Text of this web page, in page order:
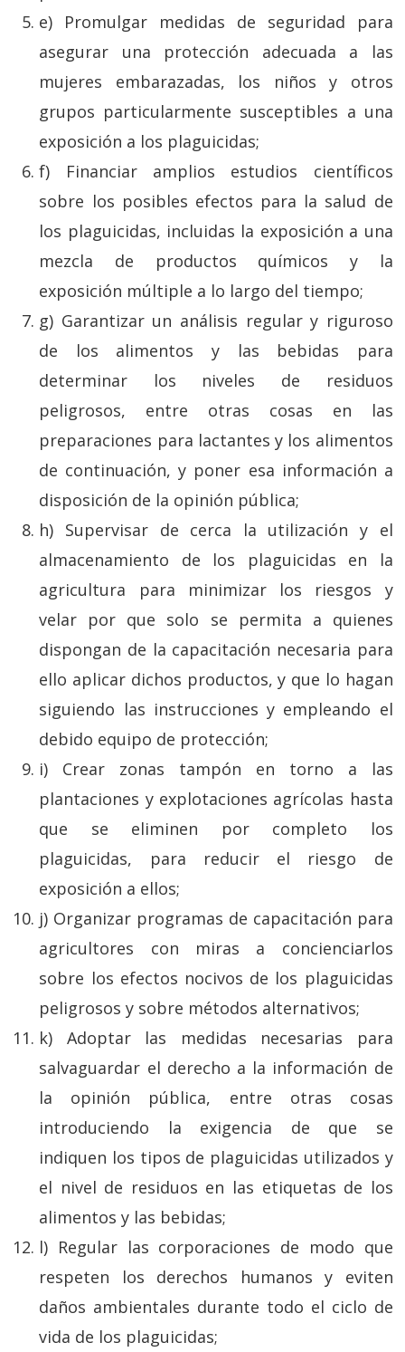
e) Promulgar medidas de seguridad para
asegurar una protección adecuada a las
mujeres embarazadas, los niños y otros
grupos particularmente susceptibles a una
exposición a los plaguicidas;
f) Financiar amplios estudios científicos
sobre los posibles efectos para la salud de
los plaguicidas, incluidas la exposición a una
mezcla de productos químicos y la
exposición múltiple a lo largo del tiempo;
g) Garantizar un análisis regular y riguroso
de los alimentos y las bebidas para
determinar los niveles de residuos
peligrosos, entre otras cosas en las
preparaciones para lactantes y los alimentos
de continuación, y poner esa información a
disposición de la opinión pública;
h) Supervisar de cerca la utilización y el
almacenamiento de los plaguicidas en la
agricultura para minimizar los riesgos y
velar por que solo se permita a quienes
dispongan de la capacitación necesaria para
ello aplicar dichos productos, y que lo hagan
siguiendo las instrucciones y empleando el
debido equipo de protección;
i) Crear zonas tampón en torno a las
plantaciones y explotaciones agrícolas hasta
que se eliminen por completo los
plaguicidas, para reducir el riesgo de
exposición a ellos;
j) Organizar programas de capacitación para
agricultores con miras a concienciarlos
sobre los efectos nocivos de los plaguicidas
peligrosos y sobre métodos alternativos;
k) Adoptar las medidas necesarias para
salvaguardar el derecho a la información de
la opinión pública, entre otras cosas
introduciendo la exigencia de que se
indiquen los tipos de plaguicidas utilizados y
el nivel de residuos en las etiquetas de los
alimentos y las bebidas;
l) Regular las corporaciones de modo que
respeten los derechos humanos y eviten
daños ambientales durante todo el ciclo de
vida de los plaguicidas;